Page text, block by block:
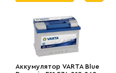
Аккумулятор VARTA Blue